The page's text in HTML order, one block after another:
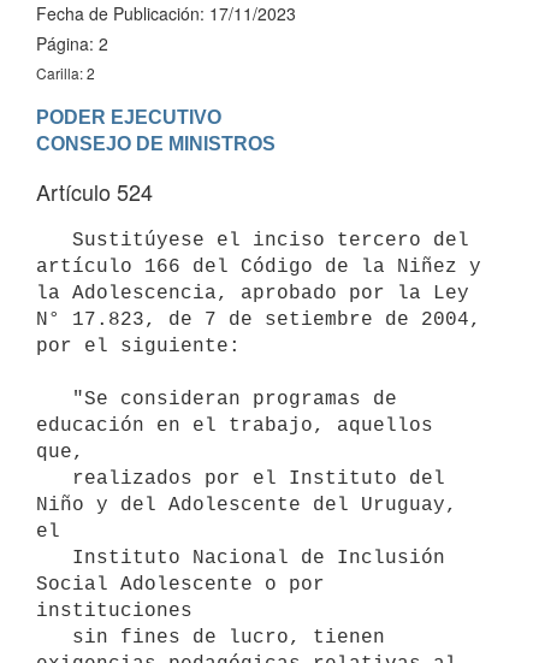
Fecha de Publicación: 17/11/2023
Página: 2
Carilla: 2
PODER EJECUTIVO
Artículo 524
artículo 166 del Código de la Niñez y
la Adolescencia, aprobado por la Ley
N° 17.823, de 7 de setiembre de 2004,
por el siguiente:
educación en el trabajo, aquellos
que,
Niño y del Adolescente del Uruguay,
el
Social Adolescente o por
instituciones